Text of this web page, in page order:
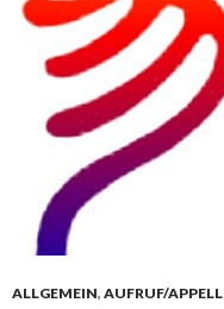
ALLGEMEIN, AUFRUF/APPELL